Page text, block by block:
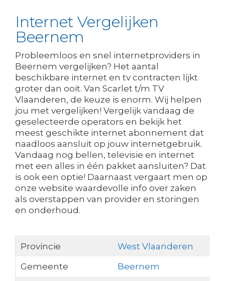
Internet Vergelijken
Beernem
Probleemloos en snel internetproviders in
Beernem vergelijken? Het aantal
beschikbare internet en tv contracten lijkt
groter dan ooit. Van Scarlet t/m TV
Vlaanderen, de keuze is enorm. Wij helpen
jou met vergelijken! Vergelijk vandaag de
geselecteerde operators en bekijk het
meest geschikte internet abonnement dat
naadloos aansluit op jouw internetgebruik.
Vandaag nog bellen, televisie en internet
met een alles in één pakket aansluiten? Dat
is ook een optie! Daarnaast vergaart men op
onze website waardevolle info over zaken
als overstappen van provider en storingen
en onderhoud.
Provincie
West Vlaanderen
Gemeente
Beernem